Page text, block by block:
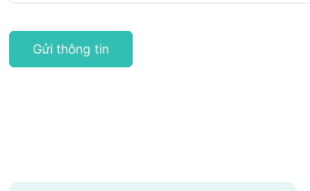
Gửi thông tin